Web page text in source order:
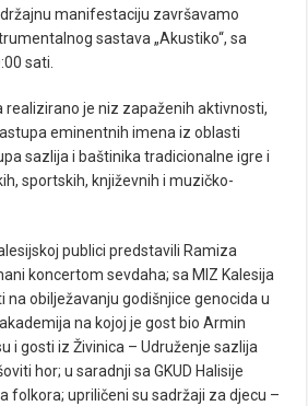
manifestaciju završavamo
sastava „Akustiko“, sa
sati.
realizirano je niz zapaženih aktivnosti,
eminentnih imena iz oblasti
sazlija i baštinika tradicionalne igre i
sportskih, književnih i muzičko-
publici predstavili Ramiza
koncertom sevdaha; sa MIZ Kalesija
na obilježavanju godišnjice genocida u
na kojoj je gost bio Armin
i gosti iz Živinica – Udruženje sazlija
hor; u saradnji sa GKUD Halisije
folkora; upriličeni su sadržaji za djecu –